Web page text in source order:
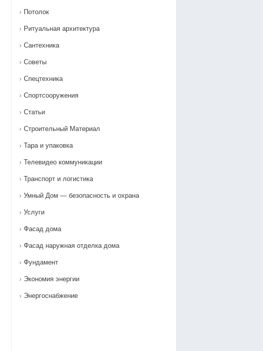
Потолок
Ритуальная архитектура
Сантехника
Советы
Спецтехника
Спортсооружения
Статьи
Строительный Материал
Тара и упаковка
Телевидео коммуникации
Транспорт и логистика
Умный Дом — безопасность и охрана
Услуги
Фасад дома
Фасад наружная отделка дома
Фундамент
Экономия энергии
Энергоснабжение